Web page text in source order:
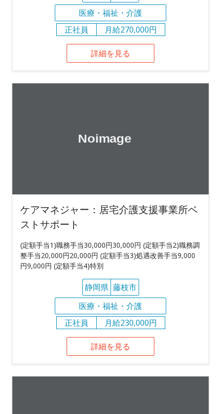
医療・福祉・介護
正社員
月給270,000円
詳細を見る
ケアマネジャー：居宅介護支援事業所ベ
ストサポート
(定額手当1)職務手当30,000円30,000円 (定額手当2)職務調
整手当20,000円20,000円 (定額手当3)処遇改善手当9,000
円9,000円 (定額手当4)特別
静岡県 藤枝市
医療・福祉・介護
正社員
月給230,000円
詳細を見る